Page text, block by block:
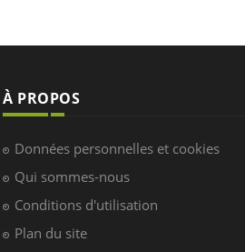
À PROPOS
Données personnelles et cookies
Qui sommes-nous
Conditions d'utilisation
Plan du site